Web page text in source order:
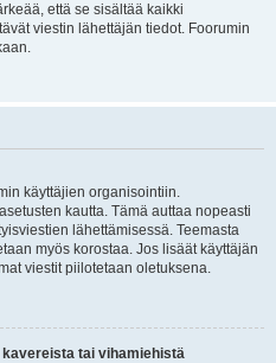
että se sisältää kaikki
viestin lähettäjän tiedot. Foorumin
käyttäjien organisointiin.
kautta. Tämä auttaa nopeasti
lähettämisessä. Teemasta
myös korostaa. Jos lisäät käyttäjän
viestit piilotetaan oletuksena.
tai vihamiehistä